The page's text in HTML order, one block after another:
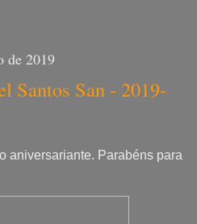
de 2019
Santos San - 2019-
aniversariante. Parabéns para